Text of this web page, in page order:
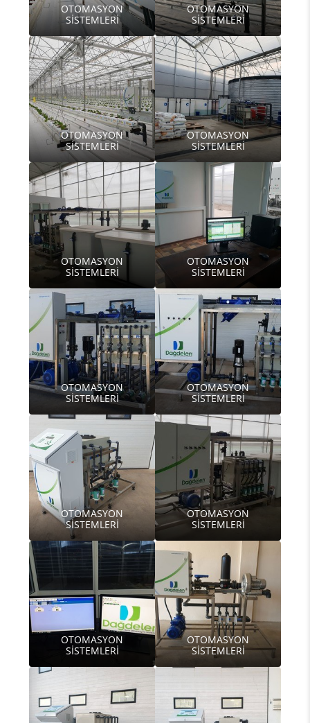
OTOMASYON
SİSTEMLERİ
OTOMASYON
SİSTEMLERİ
OTOMASYON
SİSTEMLERİ
OTOMASYON
SİSTEMLERİ
OTOMASYON
SİSTEMLERİ
OTOMASYON
SİSTEMLERİ
OTOMASYON
SİSTEMLERİ
OTOMASYON
SİSTEMLERİ
OTOMASYON
SİSTEMLERİ
OTOMASYON
SİSTEMLERİ
OTOMASYON
SİSTEMLERİ
OTOMASYON
SİSTEMLERİ